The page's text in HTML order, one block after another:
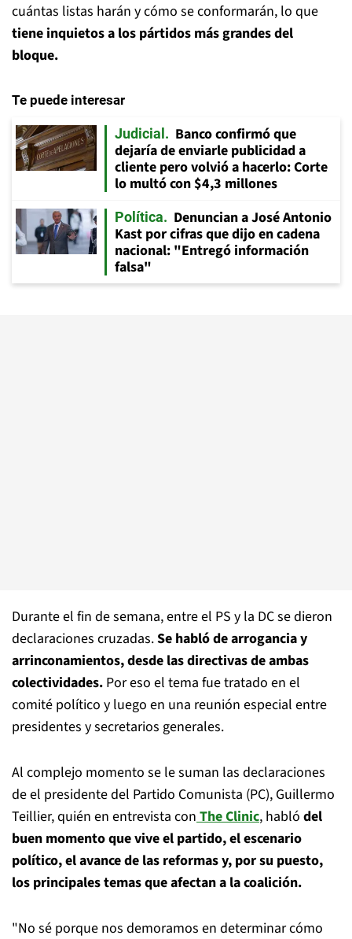
cuántas listas harán y cómo se conformarán, lo que
tiene inquietos a los pártidos más grandes del
bloque.
Te puede interesar
Judicial
Banco confirmó que
dejaría de enviarle publicidad a
cliente pero volvió a hacerlo: Corte
lo multó con $4,3 millones
Política
Denuncian a José Antonio
Kast por cifras que dijo en cadena
nacional: "Entregó información
falsa"
Durante el fin de semana, entre el PS y la DC se dieron
declaraciones cruzadas.Se habló de arrogancia y
arrinconamientos, desde las directivas de ambas
colectividades. Por eso el tema fue tratado en el
comité político y luego en una reunión especial entre
presidentes y secretarios generales.
Al complejo momento se le suman las declaraciones
de el presidente del Partido Comunista (PC), Guillermo
Teillier, quién en entrevista conThe Clinic, habló del
buen momento que vive el partido, el escenario
político, el avance de las reformas y, por su puesto,
los principales temas que afectan a la coalición.
"No sé porque nos demoramos en determinar cómo